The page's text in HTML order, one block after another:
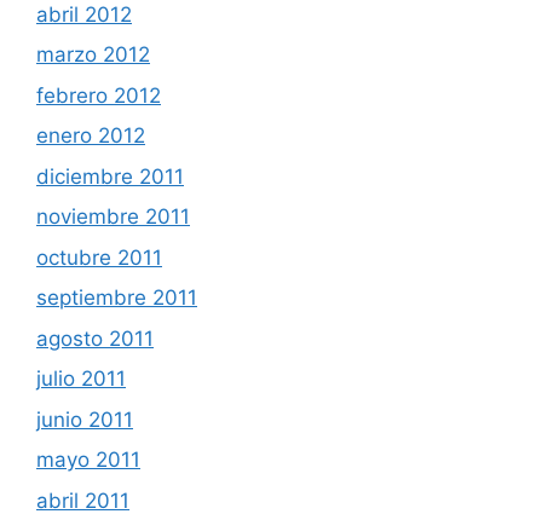
abril 2012
marzo 2012
febrero 2012
enero 2012
diciembre 2011
noviembre 2011
octubre 2011
septiembre 2011
agosto 2011
julio 2011
junio 2011
mayo 2011
abril 2011